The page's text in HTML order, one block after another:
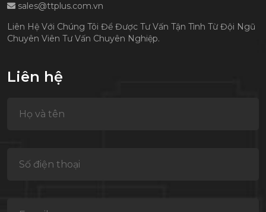
sales@ttplus.com.vn
Liên Hệ Với Chúng Tôi Để Được Tư Vấn Tận Tình Từ Đội Ngũ
Chuyên Viên Tư Vấn Chuyên Nghiệp.
Liên hệ